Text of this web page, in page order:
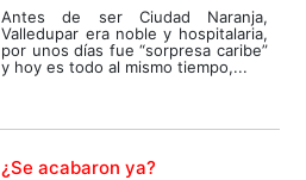
Antes de ser Ciudad Naranja,
Valledupar era noble y hospitalaria,
por unos días fue “sorpresa caribe”
y hoy es todo al mismo tiempo,...
¿Se acabaron ya?